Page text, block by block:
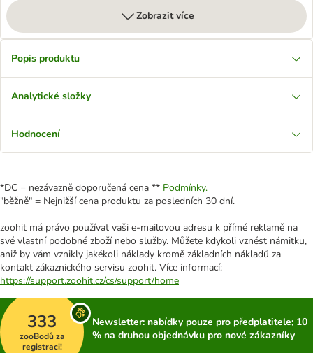
Zobrazit více
Popis produktu
Analytické složky
Hodnocení
*DC = nezávazně doporučená cena ** Podmínky.
"běžně" = Nejnižší cena produktu za posledních 30 dní.
zoohit má právo používat vaši e-mailovou adresu k přímé reklamě na
své vlastní podobné zboží nebo služby. Můžete kdykoli vznést námitku,
aniž by vám vznikly jakékoli náklady kromě základních nákladů za
kontakt zákaznického servisu zoohit. Více informací:
https://support.zoohit.cz/cs/support/home
333
zooBodů za
registraci!
Newsletter: nabídky pouze pro předplatitele; 10
% na druhou objednávku pro nové zákazníky